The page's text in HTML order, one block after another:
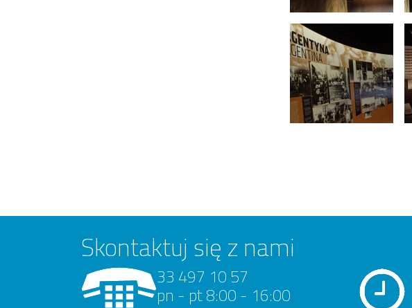
Skontaktuj się z nami
33 497 10 57
pn - pt 8:00 - 16:00